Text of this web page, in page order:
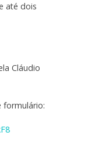
até dois
Cláudio
formulário: